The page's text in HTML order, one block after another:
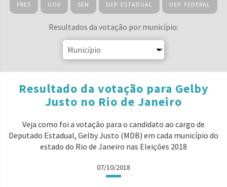
PRES GOV SEN DEP. ESTADUAL DEP. FEDERAL
Resultados da votação por município:
Resultado da votação para Gelby
Justo no Rio de Janeiro
Veja como foi a votação para o candidato ao cargo de
Deputado Estadual, Gelby Justo (MDB) em cada município do
estado do Rio de Janeiro nas Eleições 2018
07/10/2018